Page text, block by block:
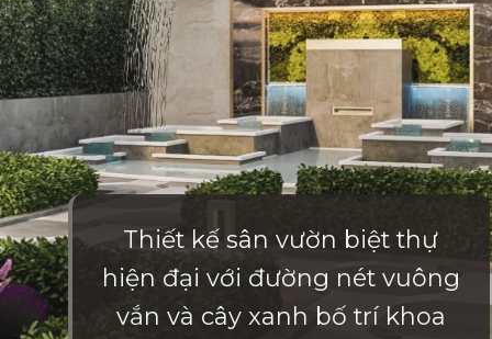
Thiết kế sân vườn biệt thự
hiện đại với đường nét vuông
vắn và cây xanh bố trí khoa